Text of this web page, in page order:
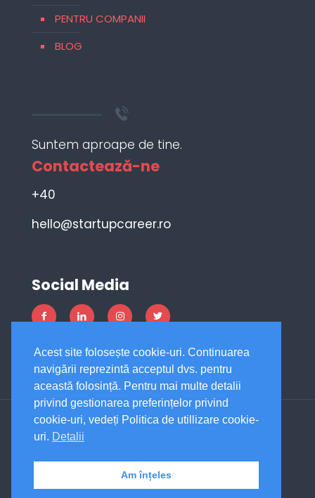
PENTRU COMPANII
BLOG
Suntem aproape de tine.
Contactează-ne
+40
hello@startupcareer.ro
Social Media
Reserved | Designed by
Acest site folosește cookie-uri. Continuarea
navigării reprezintă acceptul dvs. pentru
această folosință. Pentru mai multe detalii
privind gestionarea preferințelor privind
cookie-uri, vedeți Politica de utillizare cookie-
uri. Detalii
Am înțeles